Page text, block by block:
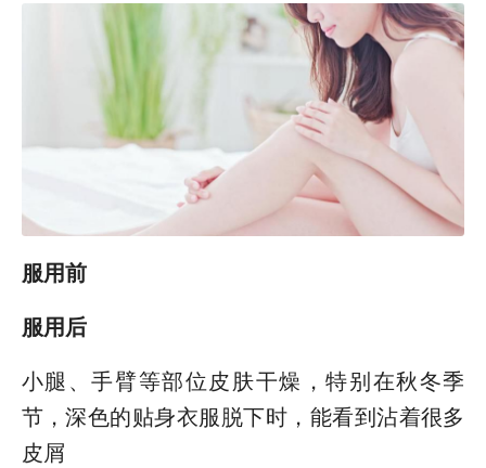
服用前
服用后
小腿、手臂等部位皮肤干燥，特别在秋冬季
节，深色的贴身衣服脱下时，能看到沾着很多
皮屑